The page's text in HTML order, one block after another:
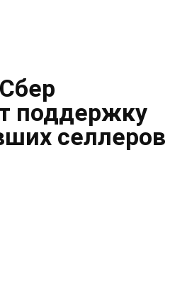
поддержку
селлеров